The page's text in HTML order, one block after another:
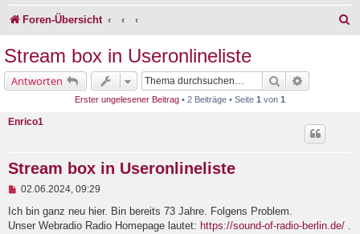
Foren-Übersicht
Stream box in Useronlineliste
Antworten Suche
Erster ungelesener Beitrag • 2 Beiträge • Seite 1 von 1
Enrico1
Stream box in Useronlineliste
U
g
e
02.06.2024, 09:29
Ich bin ganz neu hier. Bin bereits 73 Jahre. Folgens Problem.
Unser Webradio Radio Homepage lautet: https://sound-of-radio-berlin.de/ .